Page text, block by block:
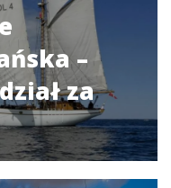
–
za